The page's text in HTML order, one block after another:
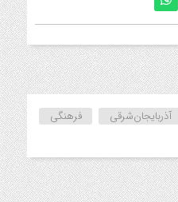
آذربایجان‌شرقی
فرهنگی